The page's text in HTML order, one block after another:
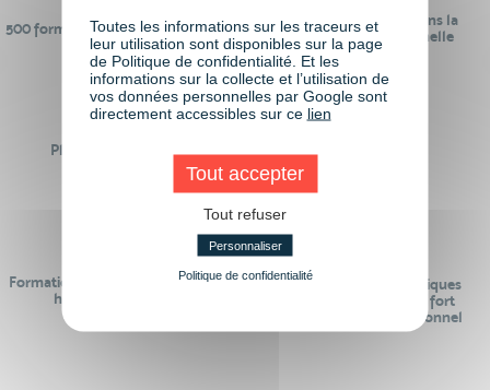
500 formations pour se préparer au
monde de demain
24 ans d'expérience dans la
formation professionnelle
Plus de 50 formations
Des intervenants
Formations réalisables pendant ou
hors temps de travail
Des contenus pédagogiques
« de pointe » et en lien fort
avec le monde professionnel
Toutes les informations sur les traceurs et
leur utilisation sont disponibles sur la page
de Politique de confidentialité. Et les
informations sur la collecte et l’utilisation de
vos données personnelles par Google sont
directement accessibles sur ce lien
Tout accepter
Tout refuser
Personnaliser
Politique de confidentialité